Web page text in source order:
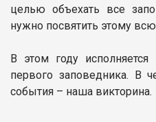
целью объехать все
нужно посвятить этому
В этом году
первого заповедника. В
события – наша викторина.